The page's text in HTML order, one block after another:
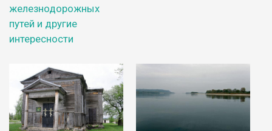
железнодорожных
путей и другие
интересности